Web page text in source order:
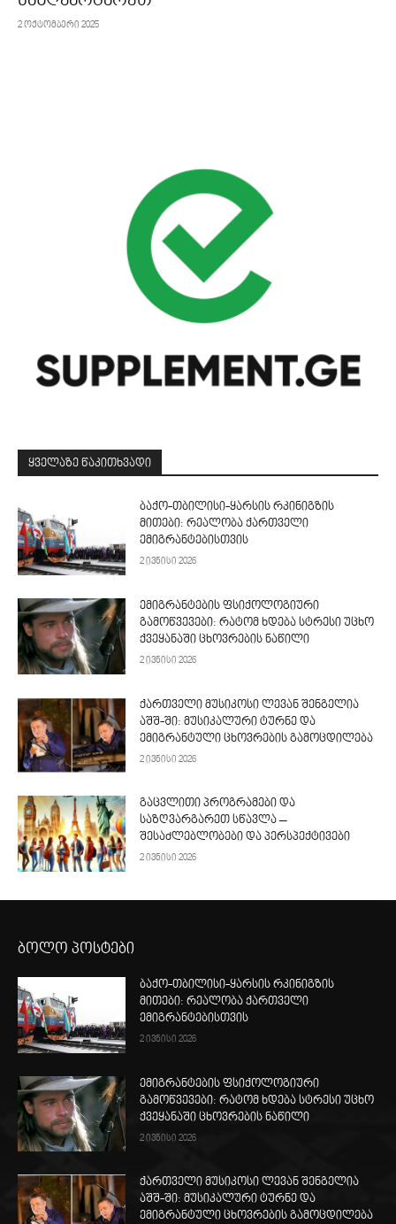
2 ოქტომბერი 2025
ᲧᲕᲔᲚᲐᲖᲔ ᲬᲐᲙᲘᲗᲮᲕᲐᲓᲘ
ბაქო-თბილისი-ყარსის რკინიგზის
მითები: რეალობა ქართველი
ემიგრანტებისთვის
2 ივნისი 2026
ემიგრანტების ფსიქოლოგიური
გამოწვევები: რატომ ხდება სტრესი უცხო
ქვეყანაში ცხოვრების ნაწილი
2 ივნისი 2026
ქართველი მუსიკოსი ლევან შენგელია
აშშ-ში: მუსიკალური ტურნე და
ემიგრანტული ცხოვრების გამოცდილება
2 ივნისი 2026
გაცვლითი პროგრამები და
საზღვარგარეთ სწავლა –
შესაძლებლობები და პერსპექტივები
2 ივნისი 2026
ბოლო პოსტები
ბაქო-თბილისი-ყარსის რკინიგზის
მითები: რეალობა ქართველი
ემიგრანტებისთვის
2 ივნისი 2026
ემიგრანტების ფსიქოლოგიური
გამოწვევები: რატომ ხდება სტრესი უცხო
ქვეყანაში ცხოვრების ნაწილი
2 ივნისი 2026
ქართველი მუსიკოსი ლევან შენგელია
აშშ-ში: მუსიკალური ტურნე და
ემიგრანტული ცხოვრების გამოცდილება